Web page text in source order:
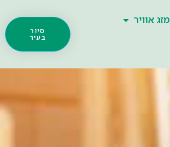
מזג אוויר
סיור
בעיר